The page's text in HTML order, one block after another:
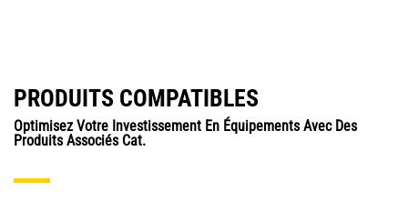
PRODUITS COMPATIBLES
Optimisez Votre Investissement En Équipements Avec Des
Produits Associés Cat.